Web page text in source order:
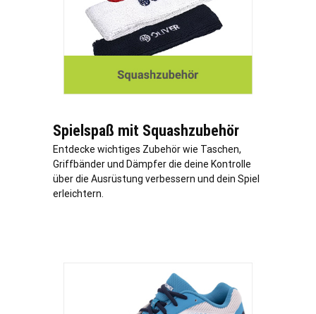
Spielspaß mit Squashzubehör
Entdecke wichtiges Zubehör wie Taschen,
Griffbänder und Dämpfer die deine Kontrolle
über die Ausrüstung verbessern und dein Spiel
erleichtern.